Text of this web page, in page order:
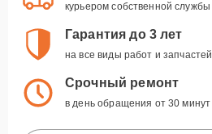
курьером собственной службы
Гарантия до 3 лет
на все виды работ и запчастей
Срочный ремонт
в день обращения от 30 минут